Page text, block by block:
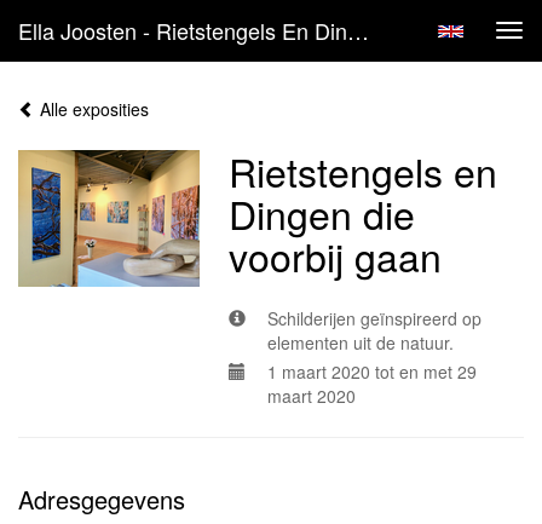
Ella Joosten - Rietstengels En Dingen Die Voorbij Gaan
Alle exposities
Rietstengels en
Dingen die
voorbij gaan
Schilderijen geïnspireerd op
elementen uit de natuur.
1 maart 2020 tot en met 29
maart 2020
Adresgegevens